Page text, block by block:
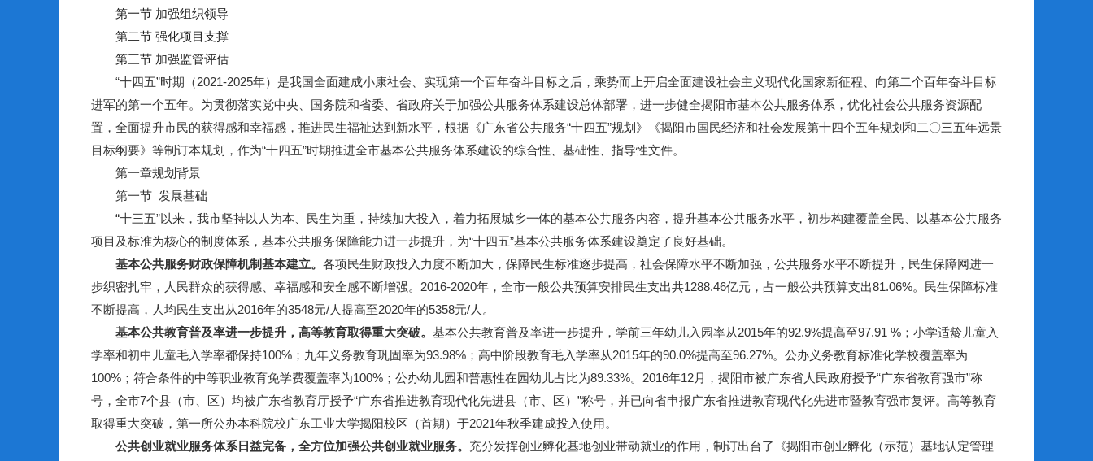
第一节 加强组织领导
第二节 强化项目支撑
第三节 加强监管评估
“十四五”时期（2021-2025年）是我国全面建成小康社会、实现第一个百年奋斗目标之后，乘势而上开启全面建设社会主义现代化国家新征程、向第二个百年奋斗目标
进军的第一个五年。为贯彻落实党中央、国务院和省委、省政府关于加强公共服务体系建设总体部署，进一步健全揭阳市基本公共服务体系，优化社会公共服务资源配
置，全面提升市民的获得感和幸福感，推进民生福祉达到新水平，根据《广东省公共服务“十四五”规划》《揭阳市国民经济和社会发展第十四个五年规划和二〇三五年远景
目标纲要》等制订本规划，作为“十四五”时期推进全市基本公共服务体系建设的综合性、基础性、指导性文件。
第一章规划背景
第一节 发展基础
“十三五”以来，我市坚持以人为本、民生为重，持续加大投入，着力拓展城乡一体的基本公共服务内容，提升基本公共服务水平，初步构建覆盖全民、以基本公共服务
项目及标准为核心的制度体系，基本公共服务保障能力进一步提升，为“十四五”基本公共服务体系建设奠定了良好基础。
基本公共服务财政保障机制基本建立。 各项民生财政投入力度不断加大，保障民生标准逐步提高，社会保障水平不断加强，公共服务水平不断提升，民生保障网进一
步织密扎牢，人民群众的获得感、幸福感和安全感不断增强。2016-2020年，全市一般公共预算安排民生支出共1288.46亿元，占一般公共预算支出81.06%。民生保障标准
不断提高，人均民生支出从2016年的3548元/人提高至2020年的5358元/人。
基本公共教育普及率进一步提升，高等教育取得重大突破。 基本公共教育普及率进一步提升，学前三年幼儿入园率从2015年的92.9%提高至97.91 %；小学适龄儿童入
学率和初中儿童毛入学率都保持100%；九年义务教育巩固率为93.98%；高中阶段教育毛入学率从2015年的90.0%提高至96.27%。公办义务教育标准化学校覆盖率为
100%；符合条件的中等职业教育免学费覆盖率为100%；公办幼儿园和普惠性在园幼儿占比为89.33%。2016年12月，揭阳市被广东省人民政府授予“广东省教育强市”称
号，全市7个县（市、区）均被广东省教育厅授予“广东省推进教育现代化先进县（市、区）”称号，并已向省申报广东省推进教育现代化先进市暨教育强市复评。高等教育
取得重大突破，第一所公办本科院校广东工业大学揭阳校区（首期）于2021年秋季建成投入使用。
公共创业就业服务体系日益完备，全方位加强公共创业就业服务。 充分发挥创业孵化基地创业带动就业的作用，制订出台了《揭阳市创业孵化（示范）基地认定管理